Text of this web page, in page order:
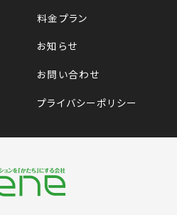
料金プラン
お知らせ
お問い合わせ
プライバシーポリシー